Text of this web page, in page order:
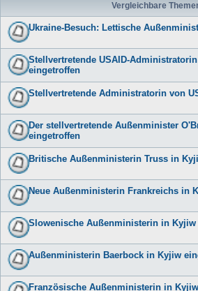
Vergleichbare
Ukraine-Besuch: Lettische
Stellvertretende USAID-
eingetroffen
Stellvertretende Administratorin von
Der stellvertretende Außenminister
eingetroffen
Britische Außenministerin Truss in
Neue Außenministerin Frankreichs in
Slowenische Außenministerin in Kyjiw
Außenministerin Baerbock in Kyjiw
Französische Außenministerin in